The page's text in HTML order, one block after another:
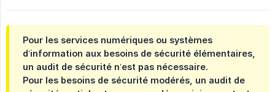
Pour les services numériques ou systèmes
d’information aux besoins de sécurité élémentaires,
un audit de sécurité n’est pas nécessaire.
Pour les besoins de sécurité modérés, un audit de